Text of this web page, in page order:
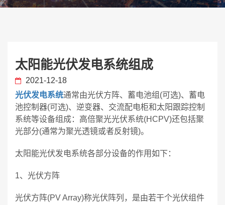
太阳能光伏发电系统组成
2021-12-18
光伏发电系统通常由光伏方阵、蓄电池组(可选)、蓄电
池控制器(可选)、逆变器、交流配电柜和太阳跟踪控制
系统等设备组成：高倍聚光光伏系统(HCPV)还包括聚
光部分(通常为聚光透镜或者反射镜)。
太阳能光伏发电系统各部分设备的作用如下：
1、光伏方阵
光伏方阵(PV Array)称光伏阵列，是由若干个光伏组件